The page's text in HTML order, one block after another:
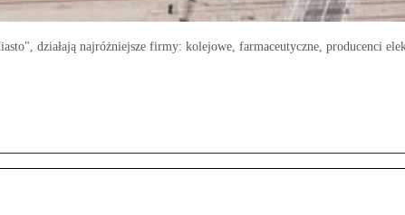
działają najróżniejsze firmy: kolejowe, farmaceutyczne, producenci